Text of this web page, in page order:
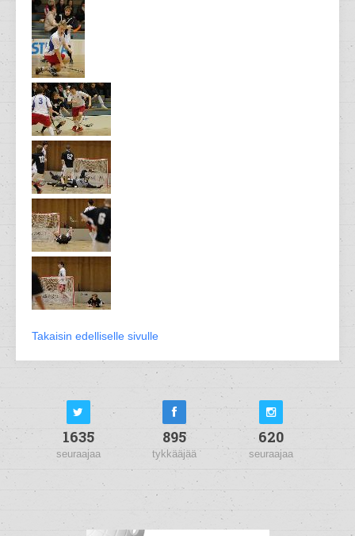
Takaisin edelliselle sivulle
1635
seuraajaa
895
tykkääjää
620
seuraajaa